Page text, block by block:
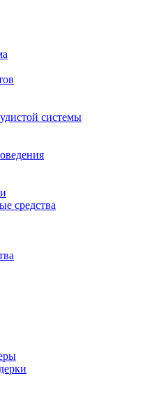
системы
средства